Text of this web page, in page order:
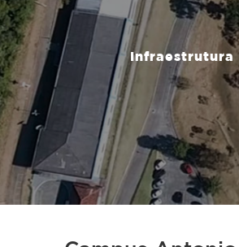
Infraestrutura